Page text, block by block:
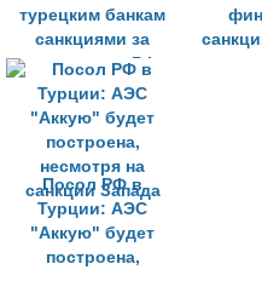
турецким банкам
санкциями за
операции с РФ
Посол РФ в
Турции: АЭС
"Аккую" будет
построена,